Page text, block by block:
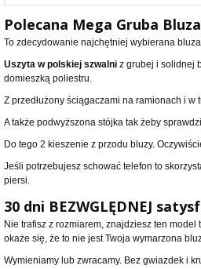
Polecana Mega Gruba Bluza
To zdecydowanie najchętniej wybierana
Uszyta w polskiej szwalni z grubej i solidnej
domieszką poliestru.
Z przedłużony ściągaczami na ramionach i w
A także podwyższona stójka tak żeby
Do tego 2 kieszenie z przodu bluzy.
Jeśli potrzebujesz schować telefon to
piersi.
30 dni BEZWGLĘDNEJ
Nie trafisz z rozmiarem, znajdziesz ten
okaże się, że to nie jest Twoja wymarzona
Wymieniamy lub zwracamy. Bez gwiazdek i